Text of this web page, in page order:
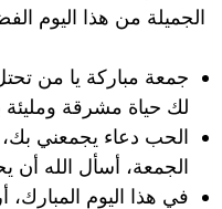
الجميلة من هذا اليوم
جمعة مباركة يا من
لك حياة مشرقة ومليئة
الحب دعاء يجمعني
الجمعة، أسأل الله
في هذا اليوم المبارك،